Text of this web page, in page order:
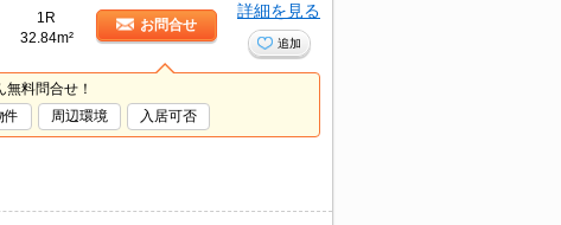
1R
32.84m²
お問合せ
詳細を見る
追加
料問合せ！
件 周辺環境 入居可否